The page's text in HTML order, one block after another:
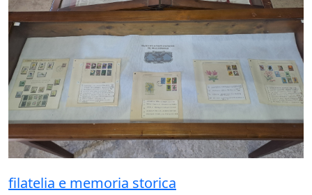
filatelia e memoria storica